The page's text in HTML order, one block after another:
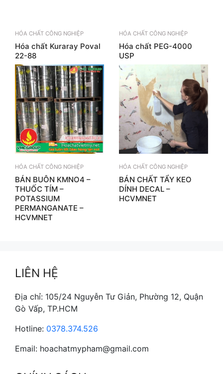
HÓA CHẤT CÔNG NGHIỆP
Hóa chất Kuraray Poval
22-88
HÓA CHẤT CÔNG NGHIỆP
Hóa chất PEG-4000
USP
HÓA CHẤT CÔNG NGHIỆP
BÁN BUÔN KMNO4 –
THUỐC TÍM –
POTASSIUM
PERMANGANATE –
HCVMNET
HÓA CHẤT CÔNG NGHIỆP
BÁN CHẤT TẨY KEO
DÍNH DECAL –
HCVMNET
LIÊN HỆ
Địa chỉ: 105/24 Nguyễn Tư Giản, Phường 12, Quận
Gò Vấp, TP.HCM
Hotline: 0378.374.526
Email: hoachatmypham@gmail.com